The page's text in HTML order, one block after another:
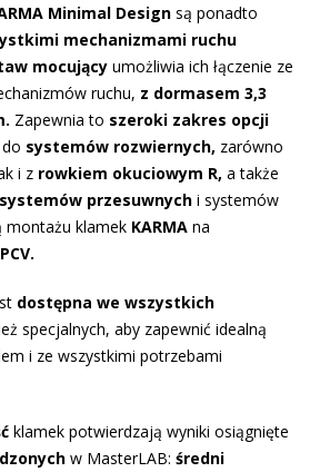
Minimal Design są ponadto
mechanizmami ruchu
mocujący umożliwia ich łączenie ze
ruchu, z dormasem 3,3
Zapewnia to szeroki zakres opcji
systemów rozwiernych, zarówno
i z rowkiem okuciowym R, a także
systemów przesuwnych i systemów
montażu klamek KARMA na
dostępna we wszystkich
specjalnych, aby zapewnić idealną
i ze wszystkimi potrzebami
klamek potwierdzają wyniki osiągnięte
w MasterLAB: średni